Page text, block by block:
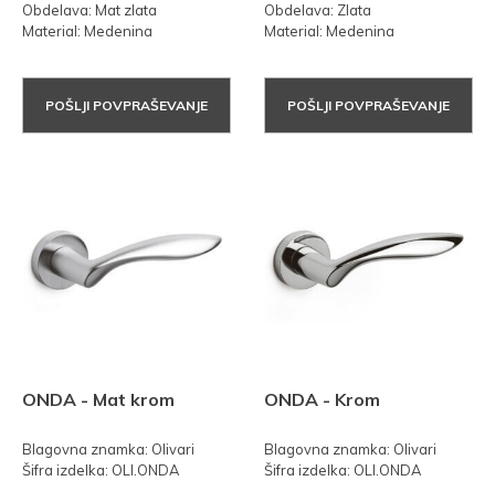
Obdelava: Mat zlata
Material: Medenina
POŠLJI POVPRAŠEVANJE
Obdelava: Zlata
Material: Medenina
POŠLJI POVPRAŠEVANJE
ONDA - Mat krom
Blagovna znamka: Olivari
Šifra izdelka: OLI.ONDA
ONDA - Krom
Blagovna znamka: Olivari
Šifra izdelka: OLI.ONDA